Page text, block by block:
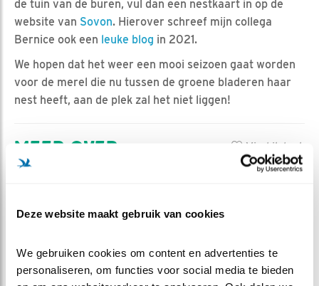
Deze website maakt gebruik van cookies
We gebruiken cookies om content en advertenties te
personaliseren, om functies voor social media te bieden
de tuin van de buren, vul dan een nestkaart in op de
website van Sovon. Hierover schreef mijn collega
Bernice ook een leuke blog in 2021.
We hopen dat het weer een mooi seizoen gaat worden
voor de merel die nu tussen de groene bladeren haar
nest heeft, aan de plek zal het niet liggen!
Vind ik leuk
Bewaar deze blog
MEER OVER